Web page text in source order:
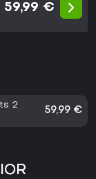
59,99 €
2
59,99 €